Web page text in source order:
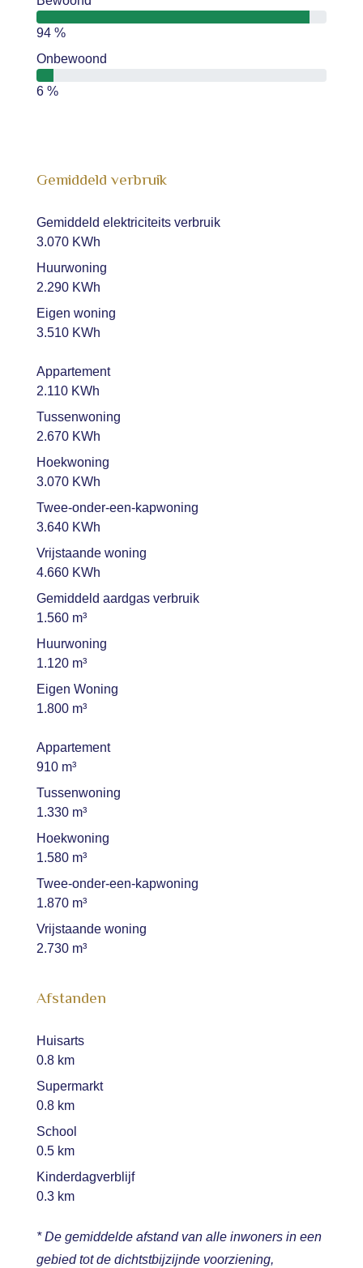
94 %
Onbewoond
6 %
Gemiddeld verbruik
Gemiddeld elektriciteits verbruik
3.070 KWh
Huurwoning
2.290 KWh
Eigen woning
3.510 KWh
Appartement
2.110 KWh
Tussenwoning
2.670 KWh
Hoekwoning
3.070 KWh
Twee-onder-een-kapwoning
3.640 KWh
Vrijstaande woning
4.660 KWh
Gemiddeld aardgas verbruik
1.560 m³
Huurwoning
1.120 m³
Eigen Woning
1.800 m³
Appartement
910 m³
Tussenwoning
1.330 m³
Hoekwoning
1.580 m³
Twee-onder-een-kapwoning
1.870 m³
Vrijstaande woning
2.730 m³
Afstanden
Huisarts
0.8 km
Supermarkt
0.8 km
School
0.5 km
Kinderdagverblijf
0.3 km
* De gemiddelde afstand van alle inwoners in een
gebied tot de dichtstbijzijnde voorziening,